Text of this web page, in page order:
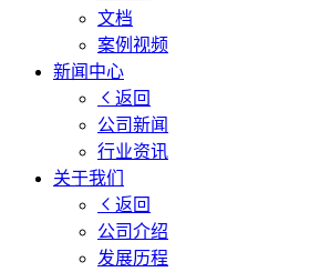
文档
案例视频
新闻中心
返回
公司新闻
行业资讯
关于我们
返回
公司介绍
发展历程